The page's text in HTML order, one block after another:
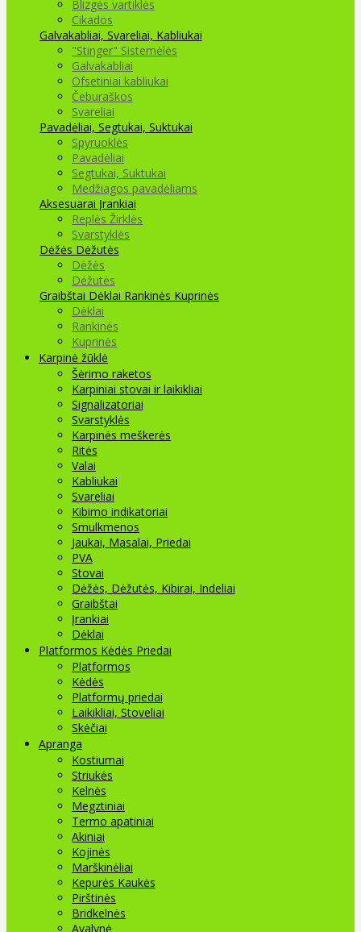
Blizgės vartiklės
Cikados
Galvakabliai, Svareliai, Kabliukai
"Stinger" Sistemėlės
Galvakabliai
Ofsetiniai kabliukai
Čeburaškos
Svareliai
Pavadėliai, Segtukai, Suktukai
Spyruoklės
Pavadėliai
Segtukai, Suktukai
Medžiagos pavadėliams
Aksesuarai Įrankiai
Replės Žirklės
Svarstyklės
Dėžės Dėžutės
Dėžės
Dėžutės
Graibštai Dėklai Rankinės Kuprinės
Dėklai
Rankinės
Kuprinės
Karpinė žūklė
Šėrimo raketos
Karpiniai stovai ir laikikliai
Signalizatoriai
Svarstyklės
Karpinės meškerės
Ritės
Valai
Kabliukai
Svareliai
Kibimo indikatoriai
Smulkmenos
Jaukai, Masalai, Priedai
PVA
Stovai
Dėžės, Dėžutės, Kibirai, Indeliai
Graibštai
Įrankiai
Dėklai
Platformos Kėdės Priedai
Platformos
Kėdės
Platformų priedai
Laikikliai, Stoveliai
Skėčiai
Apranga
Kostiumai
Striukės
Kelnės
Megztiniai
Termo apatiniai
Akiniai
Kojinės
Marškinėliai
Kepurės Kaukės
Pirštinės
Bridkelnės
Avalynė